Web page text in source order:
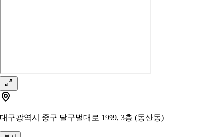
대구광역시 중구 달구벌대로 1999, 3층 (동산동)